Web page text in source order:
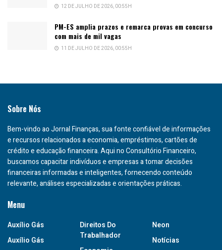
12 DE JULHO DE 2026, 00:55H
PM-ES amplia prazos e remarca provas em concurso
com mais de mil vagas
11 DE JULHO DE 2026, 00:55H
Sobre Nós
Bem-vindo ao Jornal Finanças, sua fonte confiável de informações
e recursos relacionados a economia, empréstimos, cartões de
crédito e educação financeira. Aqui no Consultório Financeiro,
buscamos capacitar indivíduos e empresas a tomar decisões
financeiras informadas e inteligentes, fornecendo conteúdo
relevante, análises especializadas e orientações práticas.
Menu
Auxílio Gás
Auxílio Gás
Direitos Do
Trabalhador
Neon
Notícias